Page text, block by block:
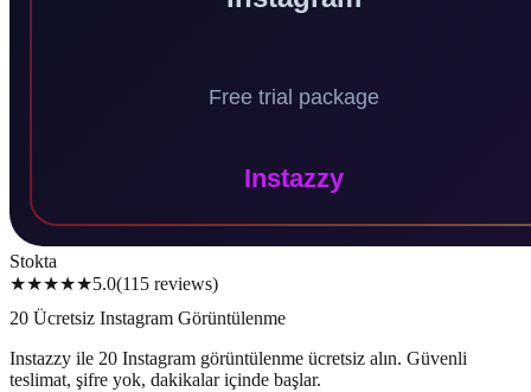
Stokta
★★★★★5.0(115 reviews)
20 Ücretsiz Instagram Görüntülenme
Instazzy ile 20 Instagram görüntülenme ücretsiz alın. Güvenli
teslimat, şifre yok, dakikalar içinde başlar.